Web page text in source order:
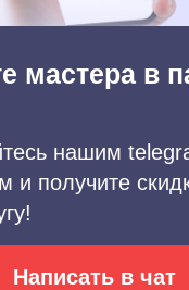
мастера в
нашим
и получите
Написать в чат